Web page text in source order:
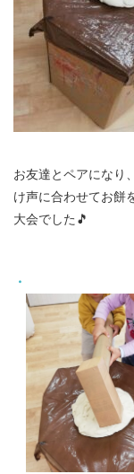
お友達とペアになり
け声に合わせてお餅
大会でした🎵